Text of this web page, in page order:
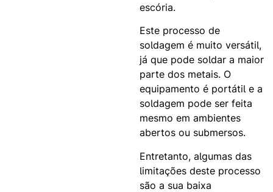
escória.
Este processo de
soldagem é muito versátil,
já que pode soldar a maior
parte dos metais. O
equipamento é portátil e a
soldagem pode ser feita
mesmo em ambientes
abertos ou submersos.
Entretanto, algumas das
limitações deste processo
são a sua baixa